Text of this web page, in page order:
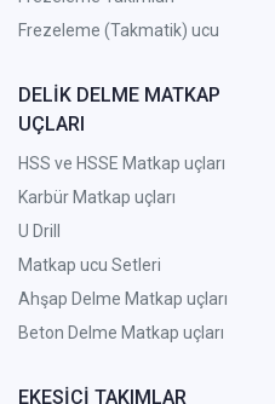
Frezeleme (Takmatik) ucu
DELİK DELME MATKAP
UÇLARI
HSS ve HSSE Matkap uçları
Karbür Matkap uçları
U Drill
Matkap ucu Setleri
Ahşap Delme Matkap uçları
Beton Delme Matkap uçları
EKESİCİ TAKIMLAR